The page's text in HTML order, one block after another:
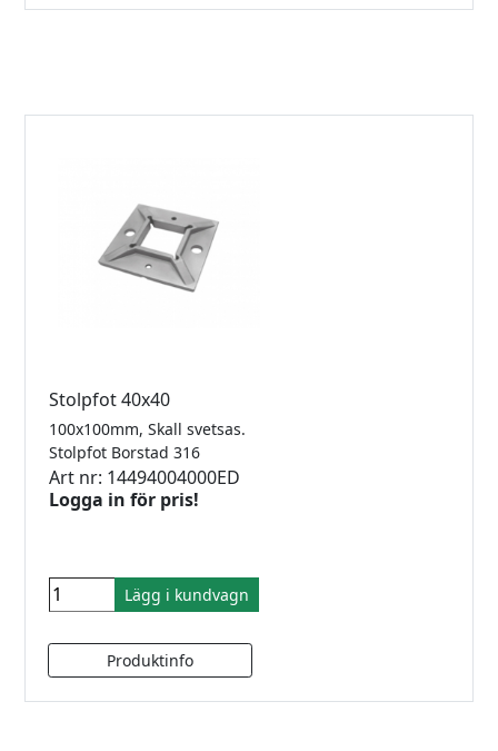
Stolpfot 40x40
100x100mm, Skall svetsas.
Stolpfot Borstad 316
Art nr: 14494004000ED
Logga in för pris!
Lägg i kundvagn